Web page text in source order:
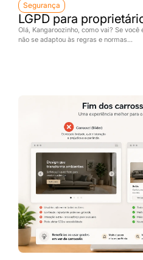
Segurança
LGPD para
Olá, Kangaroozinho, como vai? Se
não se adaptou às regras e normas...